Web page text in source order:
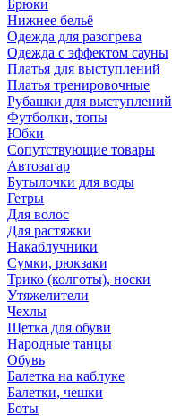
Брюки
Нижнее бельё
Одежда для разогрева
Одежда с эффектом сауны
Платья для выступлений
Платья тренировочные
Рубашки для выступлений
Футболки, топы
Юбки
Сопутствующие товары
Автозагар
Бутылочки для воды
Гетры
Для волос
Для растяжки
Накаблучники
Сумки, рюкзаки
Трико (колготы), носки
Утяжелители
Чехлы
Щетка для обуви
Народные танцы
Обувь
Балетка на каблуке
Балетки, чешки
Боты